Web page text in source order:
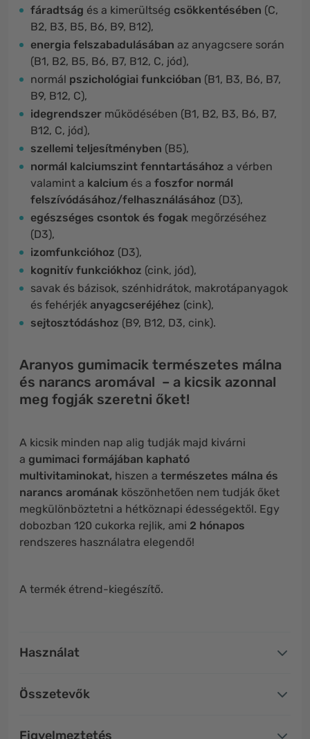
fáradtság és a kimerültség csökkentésében (C,
B2, B3, B5, B6, B9, B12),
energia felszabadulásában az anyagcsere során
(B1, B2, B5, B6, B7, B12, C, jód),
normál pszichológiai funkcióban (B1, B3, B6, B7,
B9, B12, C),
idegrendszer működésében (B1, B2, B3, B6, B7,
B12, C, jód),
szellemi teljesítményben (B5),
normál kalciumszint fenntartásához a vérben
valamint a kalcium és a foszfor normál
felszívódásához/felhasználásához (D3),
egészséges csontok és fogak megőrzéséhez
(D3),
izomfunkcióhoz (D3),
kognitív funkciókhoz (cink, jód),
savak és bázisok, szénhidrátok, makrotápanyagok
és fehérjék anyagcseréjéhez (cink),
sejtosztódáshoz (B9, B12, D3, cink).
Aranyos gumimacik természetes málna
és narancs aromával – a kicsik azonnal
meg fogják szeretni őket!
A kicsik minden nap alig tudják majd kivárni
a gumimaci formájában kapható
multivitaminokat, hiszen a természetes málna és
narancs aromának köszönhetően nem tudják őket
megkülönböztetni a hétköznapi édességektől. Egy
dobozban 120 cukorka rejlik, ami 2 hónapos
rendszeres használatra elegendő!
A termék étrend-kiegészítő.
Használat
Összetevők
Figyelmeztetés